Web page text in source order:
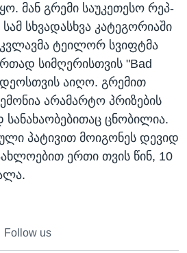
მან გრემი საუკეთესო რეპ-
სხვადასხვა კატეგორიაში
ტეილორ სვიფტმა
სიმღერისთვის "Bad
აიღო. გრემით
არამარტო პრიზების
სანახაობებითაც ცნობილია.
პატივით მოიგონეს დევიდ
ერთი თვის წინ, 10
Follow us